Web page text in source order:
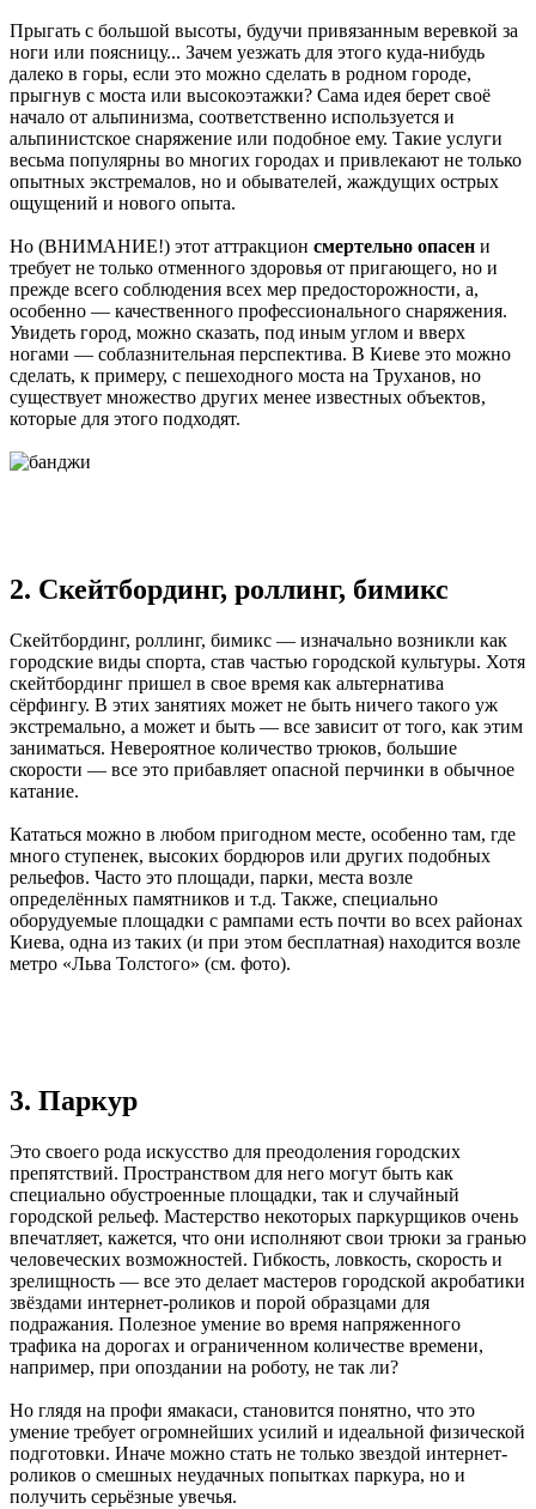
Прыгать с большой высоты, будучи привязанным веревкой за
ноги или поясницу... Зачем уезжать для этого куда-нибудь
далеко в горы, если это можно сделать в родном городе,
прыгнув с моста или высокоэтажки? Сама идея берет своё
начало от альпинизма, соответственно используется и
альпинистское снаряжение или подобное ему. Такие услуги
весьма популярны во многих городах и привлекают не только
опытных экстремалов, но и обывателей, жаждущих острых
ощущений и нового опыта.
Но (ВНИМАНИЕ!) этот аттракцион смертельно опасен и
требует не только отменного здоровья от пригающего, но и
прежде всего соблюдения всех мер предосторожности, а,
особенно — качественного профессионального снаряжения.
Увидеть город, можно сказать, под иным углом и вверх
ногами — соблазнительная перспектива. В Киеве это можно
сделать, к примеру, с пешеходного моста на Труханов, но
существует множество других менее известных объектов,
которые для этого подходят.
2. Скейтбординг, роллинг, бимикс
Скейтбординг, роллинг, бимикс — изначально возникли как
городские виды спорта, став частью городской культуры. Хотя
скейтбординг пришел в свое время как альтернатива
сёрфингу. В этих занятиях может не быть ничего такого уж
экстремально, а может и быть — все зависит от того, как этим
заниматься. Невероятное количество трюков, большие
скорости — все это прибавляет опасной перчинки в обычное
катание.
Кататься можно в любом пригодном месте, особенно там, где
много ступенек, высоких бордюров или других подобных
рельефов. Часто это площади, парки, места возле
определённых памятников и т.д. Также, специально
оборудуемые площадки с рампами есть почти во всех районах
Киева, одна из таких (и при этом бесплатная) находится возле
метро «Льва Толстого» (см. фото).
3. Паркур
Это своего рода искусство для преодоления городских
препятствий. Пространством для него могут быть как
специально обустроенные площадки, так и случайный
городской рельеф. Мастерство некоторых паркурщиков очень
впечатляет, кажется, что они исполняют свои трюки за гранью
человеческих возможностей. Гибкость, ловкость, скорость и
зрелищность — все это делает мастеров городской акробатики
звёздами интернет-роликов и порой образцами для
подражания. Полезное умение во время напряженного
трафика на дорогах и ограниченном количестве времени,
например, при опоздании на роботу, не так ли?
Но глядя на профи ямакаси, становится понятно, что это
умение требует огромнейших усилий и идеальной физической
подготовки. Иначе можно стать не только звездой интернет-
роликов о смешных неудачных попытках паркура, но и
получить серьёзные увечья.